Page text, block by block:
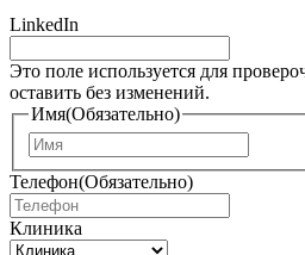
LinkedIn
Это поле используется для
оставить без изменений.
Имя(Обязательно)
м
Телефон(Обязательно)
Клиника